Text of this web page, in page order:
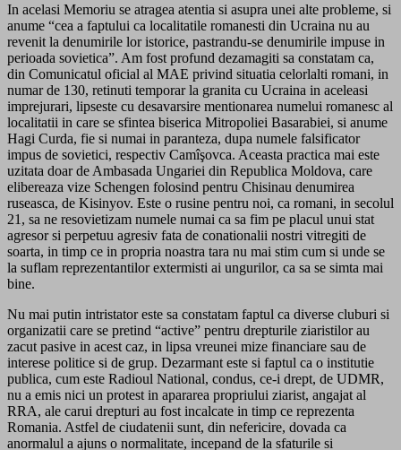
In acelasi Memoriu se atragea atentia si asupra unei alte probleme, si
anume “cea a faptului ca localitatile romanesti din Ucraina nu au
revenit la denumirile lor istorice, pastrandu-se denumirile impuse in
perioada sovietica”. Am fost profund dezamagiti sa constatam ca,
din Comunicatul oficial al MAE privind situatia celorlalti romani, in
numar de 130, retinuti temporar la granita cu Ucraina in aceleasi
imprejurari, lipseste cu desavarsire mentionarea numelui romanesc al
localitatii in care se sfintea biserica Mitropoliei Basarabiei, si anume
Hagi Curda, fie si numai in paranteza, dupa numele falsificator
impus de sovietici, respectiv Camîşovca. Aceasta practica mai este
uzitata doar de Ambasada Ungariei din Republica Moldova, care
elibereaza vize Schengen folosind pentru Chisinau denumirea
ruseasca, de Kisinyov. Este o rusine pentru noi, ca romani, in secolul
21, sa ne resovietizam numele numai ca sa fim pe placul unui stat
agresor si perpetuu agresiv fata de conationalii nostri vitregiti de
soarta, in timp ce in propria noastra tara nu mai stim cum si unde se
la suflam reprezentantilor extermisti ai ungurilor, ca sa se simta mai
bine.
Nu mai putin intristator este sa constatam faptul ca diverse cluburi si
organizatii care se pretind “active” pentru drepturile ziaristilor au
zacut pasive in acest caz, in lipsa vreunei mize financiare sau de
interese politice si de grup. Dezarmant este si faptul ca o institutie
publica, cum este Radioul National, condus, ce-i drept, de UDMR,
nu a emis nici un protest in apararea propriului ziarist, angajat al
RRA, ale carui drepturi au fost incalcate in timp ce reprezenta
Romania. Astfel de ciudatenii sunt, din nefericire, dovada ca
anormalul a ajuns o normalitate, incepand de la sfaturile si